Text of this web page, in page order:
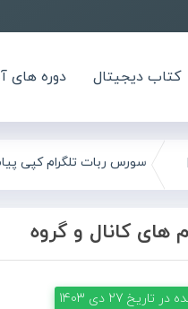
کتاب دیجیتال دوره های
سورس ربات تلگرام کپی
های کانال و گروه
در تاریخ 27 دی 1403